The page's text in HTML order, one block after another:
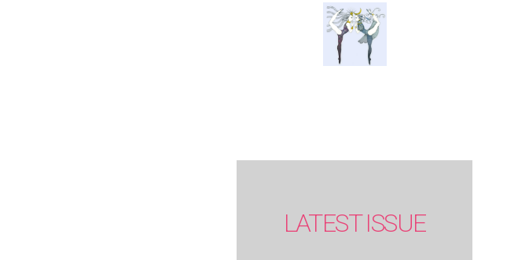
Muse
【GLITTER
2023
LATEST ISSUE